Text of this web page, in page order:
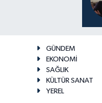
GÜNDEM
EKONOMİ
SAĞLIK
KÜLTÜR SANAT
YEREL